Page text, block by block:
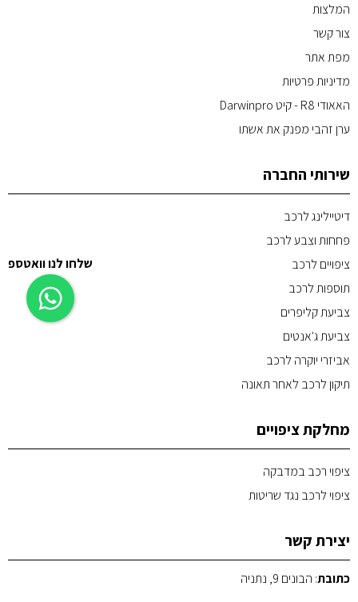
שלחו לנו וואטספ
המלצות
צור קשר
מפת אתר
מדיניות פרטיות
האאודי R8 - קיט Darwinpro
ערן זהבי מפנק את אשתו
שירותי החברה
דיטיילינג לרכב
פחחות וצבע לרכב
ציפויים לרכב
תוספות לרכב
צביעת קליפרים
צביעת ג'אנטים
אביזרי יוקרה לרכב
תיקון לרכב לאחר תאונה
מחלקת ציפויים
ציפוי רכב במדבקה
ציפוי לרכב נגד שריטות
יצירת קשר
כתובת: הבונים 9, נתניה